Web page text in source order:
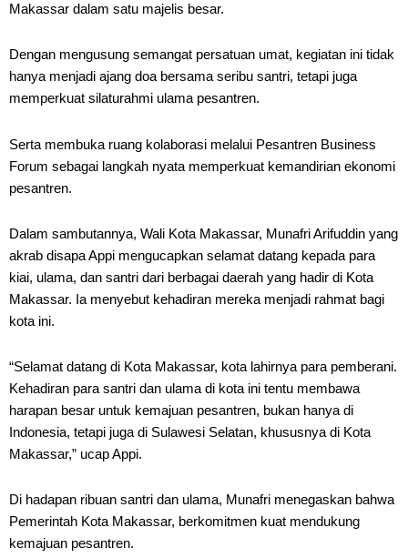
Makassar dalam satu majelis besar.
Dengan mengusung semangat persatuan umat, kegiatan ini tidak
hanya menjadi ajang doa bersama seribu santri, tetapi juga
memperkuat silaturahmi ulama pesantren.
Serta membuka ruang kolaborasi melalui Pesantren Business
Forum sebagai langkah nyata memperkuat kemandirian ekonomi
pesantren.
Dalam sambutannya, Wali Kota Makassar, Munafri Arifuddin yang
akrab disapa Appi mengucapkan selamat datang kepada para
kiai, ulama, dan santri dari berbagai daerah yang hadir di Kota
Makassar. Ia menyebut kehadiran mereka menjadi rahmat bagi
kota ini.
“Selamat datang di Kota Makassar, kota lahirnya para pemberani.
Kehadiran para santri dan ulama di kota ini tentu membawa
harapan besar untuk kemajuan pesantren, bukan hanya di
Indonesia, tetapi juga di Sulawesi Selatan, khususnya di Kota
Makassar,” ucap Appi.
Di hadapan ribuan santri dan ulama, Munafri menegaskan bahwa
Pemerintah Kota Makassar, berkomitmen kuat mendukung
kemajuan pesantren.